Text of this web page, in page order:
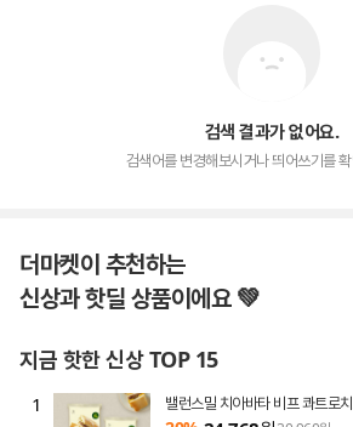
검색 결과가 없어요.
검색어를 변경해보시거나 띄어쓰기를
더마켓이 추천하는
신상과 핫딜 상품이에요 💚
지금 핫한 신상 TOP 15
담기
1 밸런스밀 치아바타 비프 콰트로